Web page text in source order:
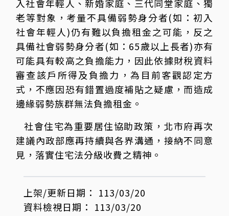
入社會年輕人、新婚家庭、三代同堂家庭、獨
老等對象，考量不具備弱勢身分者(如：初入
社會年輕人)仍有難以負擔租金之可能，反之
具備社會弱勢身分者(如：65歲以上長者)亦有
可能具有較高之負擔能力，因此依據財稅資料
審查該戶所得及負擔力，為目前客觀認定方
式，不應因恐有錯置過度補貼之疑慮，而造成
邊緣弱勢族群無法負擔租金。
社會住宅為重要居住協助政策，北市府再次
建議內政部應再持續與各界溝通，接納不同意
見，落實住宅法分級收費之精神。
上架/更新日期： 113/03/20
資料檢視日期： 113/03/20